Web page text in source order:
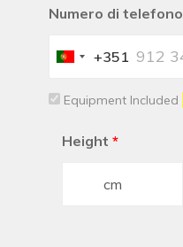
Numero di telefono
Portugal
+351
Equipment Included
Height *